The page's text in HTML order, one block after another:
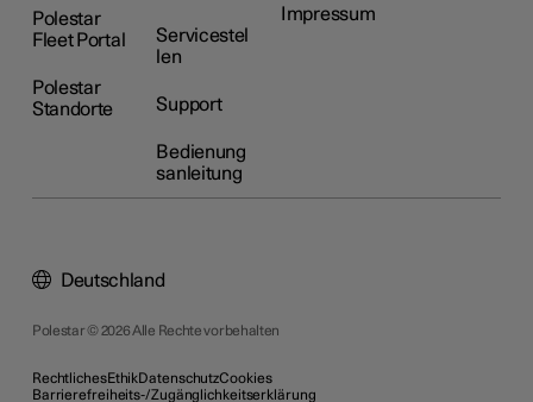
Polestar
Fleet Portal
Polestar
Standorte
Servicestel
len
Support
Bedienung
sanleitung
Impressum
Polestar © 2026 Alle Rechte vorbehalten
RechtlichesEthikDatenschutzCookies
Barrierefreiheits-/Zugänglichkeitserklärung
Deutschland